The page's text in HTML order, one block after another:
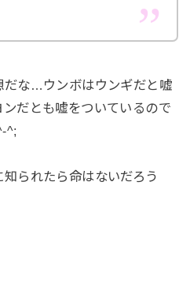
だな…ウンボはウンギだと嘘
だとも嘘をついているので
^;
られたら命はないだろう